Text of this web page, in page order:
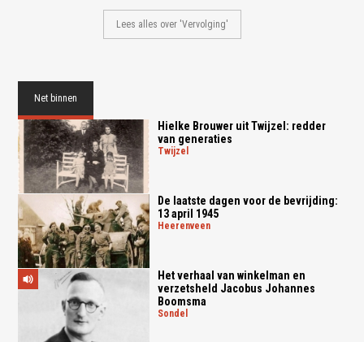
Lees alles over 'Vervolging'
Net binnen
Hielke Brouwer uit Twijzel: redder
van generaties
twijzel
De laatste dagen voor de bevrijding:
13 april 1945
heerenveen
Het verhaal van winkelman en
verzetsheld Jacobus Johannes
Boomsma
sondel